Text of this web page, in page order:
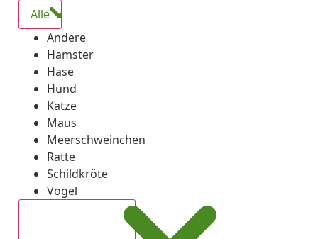
Alle
Andere
Hamster
Hase
Hund
Katze
Maus
Meerschweinchen
Ratte
Schildkröte
Vogel